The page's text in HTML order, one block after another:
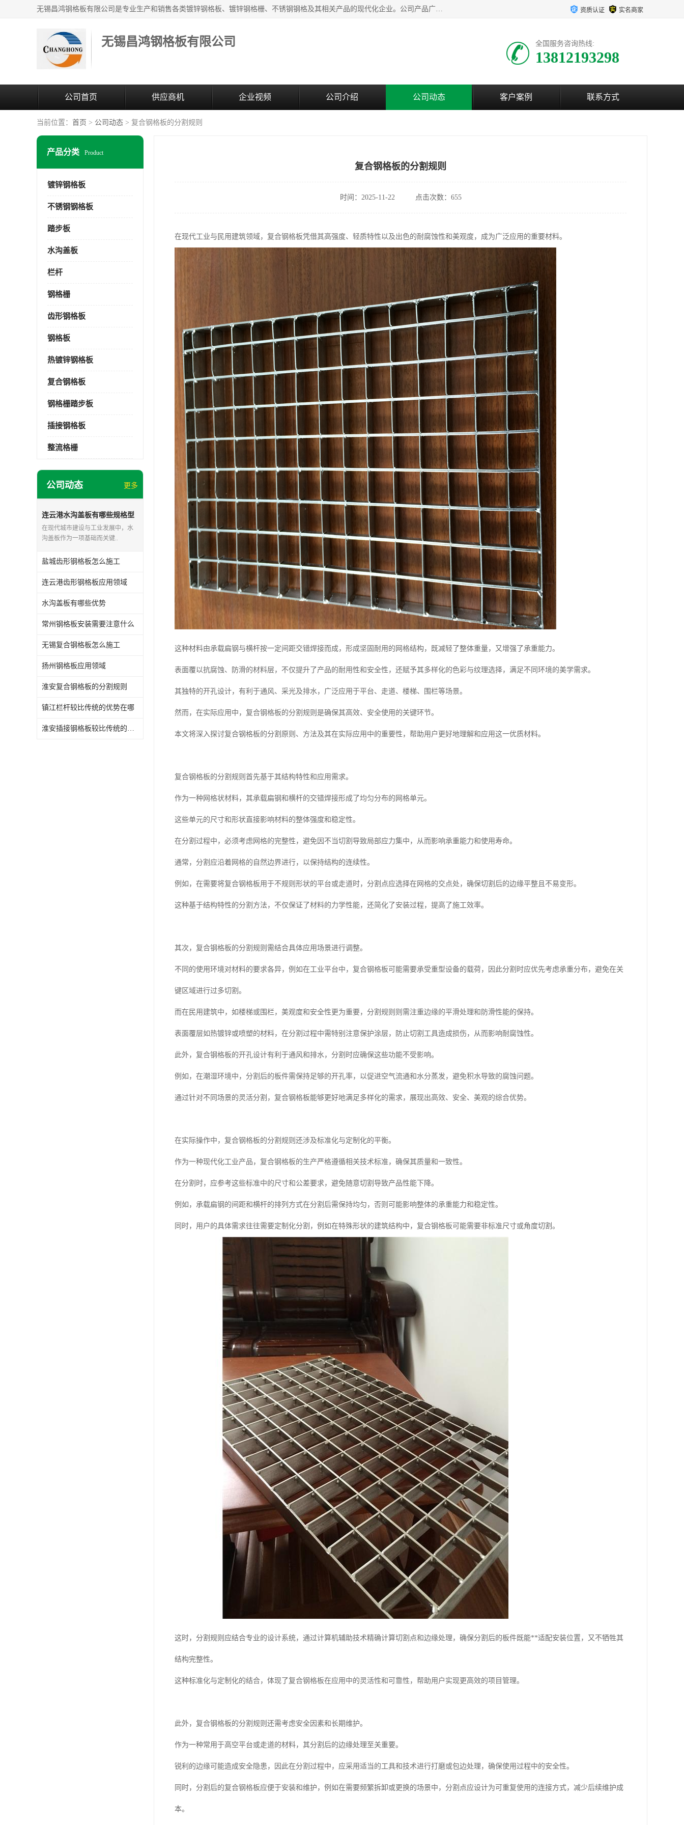
无锡昌鸿钢格板有限公司是专业生产和销售各类镀锌钢格板、镀锌钢格栅、不锈钢钢格及其相关产品的现代化企业。公司产品广泛运用于石油、化工、港口、电力、运输、造纸、医药、钢铁、食品、市政、房地产、制造业等各个领域。 资质认证 实名商家
无锡昌鸿钢格板有限公司 全国服务咨询热线:
13812193298
公司首页 供应商机 企业视频 公司介绍 公司动态 客户案例 联系方式
当前位置： 首页 > 公司动态 > 复合钢格板的分割规则
产品分类 Product
镀锌钢格板
不锈钢钢格板
踏步板
水沟盖板
栏杆
钢格栅
齿形钢格板
钢格板
热镀锌钢格板
复合钢格板
钢格栅踏步板
插接钢格板
整流格栅
公司动态 更多
连云港水沟盖板有哪些规格型
号
在现代城市建设与工业发展中，水
沟盖板作为一项基础而关键..
盐城齿形钢格板怎么施工
连云港齿形钢格板应用领域
水沟盖板有哪些优势
常州钢格板安装需要注意什么
无锡复合钢格板怎么施工
扬州钢格板应用领域
淮安复合钢格板的分割规则
镇江栏杆较比传统的优势在哪
淮安插接钢格板较比传统的优势在哪
复合钢格板的分割规则
时间：2025-11-22 点击次数：655
在现代工业与民用建筑领域，复合钢格板凭借其高强度、轻质特性以及出色的耐腐蚀性和美观度，成为广泛应用的重要材料。
这种材料由承载扁钢与横杆按一定间距交错焊接而成，形成坚固耐用的网格结构，既减轻了整体重量，又增强了承重能力。
表面覆以抗腐蚀、防滑的材料层，不仅提升了产品的耐用性和安全性，还赋予其多样化的色彩与纹理选择，满足不同环境的美学需求。
其独特的开孔设计，有利于通风、采光及排水，广泛应用于平台、走道、楼梯、围栏等场景。
然而，在实际应用中，复合钢格板的分割规则是确保其高效、安全使用的关键环节。
本文将深入探讨复合钢格板的分割原则、方法及其在实际应用中的重要性，帮助用户更好地理解和应用这一优质材料。
复合钢格板的分割规则首先基于其结构特性和应用需求。
作为一种网格状材料，其承载扁钢和横杆的交错焊接形成了均匀分布的网格单元。
这些单元的尺寸和形状直接影响材料的整体强度和稳定性。
在分割过程中，必须考虑网格的完整性，避免因不当切割导致局部应力集中，从而影响承重能力和使用寿命。
通常，分割应沿着网格的自然边界进行，以保持结构的连续性。
例如，在需要将复合钢格板用于不规则形状的平台或走道时，分割点应选择在网格的交点处，确保切割后的边缘平整且不易变形。
这种基于结构特性的分割方法，不仅保证了材料的力学性能，还简化了安装过程，提高了施工效率。
其次，复合钢格板的分割规则需结合具体应用场景进行调整。
不同的使用环境对材料的要求各异，例如在工业平台中，复合钢格板可能需要承受重型设备的载荷，因此分割时应优先考虑承重分布，避免在关
键区域进行过多切割。
而在民用建筑中，如楼梯或围栏，美观度和安全性更为重要，分割规则则需注重边缘的平滑处理和防滑性能的保持。
表面覆层如热镀锌或喷塑的材料，在分割过程中需特别注意保护涂层，防止切割工具造成损伤，从而影响耐腐蚀性。
此外，复合钢格板的开孔设计有利于通风和排水，分割时应确保这些功能不受影响。
例如，在潮湿环境中，分割后的板件需保持足够的开孔率，以促进空气流通和水分蒸发，避免积水导致的腐蚀问题。
通过针对不同场景的灵活分割，复合钢格板能够更好地满足多样化的需求，展现出高效、安全、美观的综合优势。
在实际操作中，复合钢格板的分割规则还涉及标准化与定制化的平衡。
作为一种现代化工业产品，复合钢格板的生产严格遵循相关技术标准，确保其质量和一致性。
在分割时，应参考这些标准中的尺寸和公差要求，避免随意切割导致产品性能下降。
例如，承载扁钢的间距和横杆的排列方式在分割后需保持均匀，否则可能影响整体的承重能力和稳定性。
同时，用户的具体需求往往需要定制化分割，例如在特殊形状的建筑结构中，复合钢格板可能需要非标准尺寸或角度切割。
这时，分割规则应结合专业的设计系统，通过计算机辅助技术精确计算切割点和边缘处理，确保分割后的板件既能**适配安装位置，又不牺牲其
结构完整性。
这种标准化与定制化的结合，体现了复合钢格板在应用中的灵活性和可靠性，帮助用户实现更高效的项目管理。
此外，复合钢格板的分割规则还需考虑安全因素和长期维护。
作为一种常用于高空平台或走道的材料，其分割后的边缘处理至关重要。
锐利的边缘可能造成安全隐患，因此在分割过程中，应采用适当的工具和技术进行打磨或包边处理，确保使用过程中的安全性。
同时，分割后的复合钢格板应便于安装和维护，例如在需要频繁拆卸或更换的场景中，分割点应设计为可重复使用的连接方式，减少后续维护成
本。